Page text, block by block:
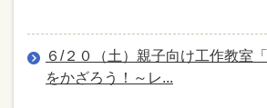
６/２０（土）親子向け工作教室
をかざろう！～レ...